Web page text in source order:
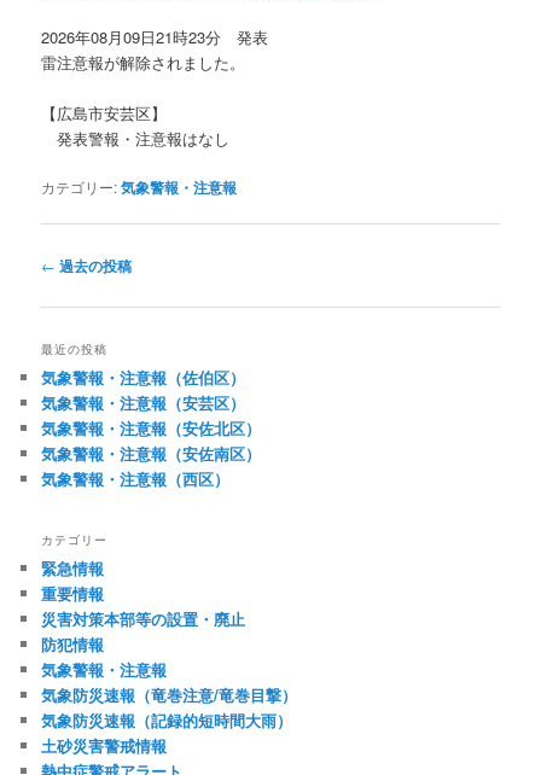
2026年08月09日21時23分 発表
雷注意報が解除されました。
【広島市安芸区】
発表警報・注意報はなし
カテゴリー:気象警報・注意報
投
ナ
ビ
ー
シ
ョ
ン
← 過去の投稿
最近の投稿
気象警報・注意報（佐伯区）
気象警報・注意報（安芸区）
気象警報・注意報（安佐北区）
気象警報・注意報（安佐南区）
気象警報・注意報（西区）
カテゴリー
緊急情報
重要情報
災害対策本部等の設置・廃止
防犯情報
気象警報・注意報
気象防災速報（竜巻注意/竜巻目撃）
気象防災速報（記録的短時間大雨）
土砂災害警戒情報